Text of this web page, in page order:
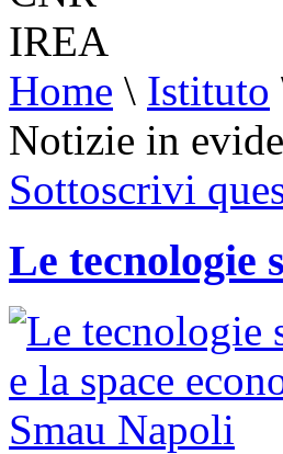
Home \ Istituto
Notizie in
Sottoscrivi
Le tecnologie